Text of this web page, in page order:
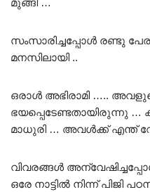
മുങ്ങി …
സംസാരിച്ചപ്പോൾ രണ്ടു
മനസിലായി ..
ഒരാൾ അഭിരാമി …..
ഭയപ്പെടേണ്ടതായിരുന്നു …
മാധുരി … അവൾക്ക് എന്ത്
വിവരങ്ങൾ
ഒരേ നാട്ടിൽ നിന്ന് പിജി